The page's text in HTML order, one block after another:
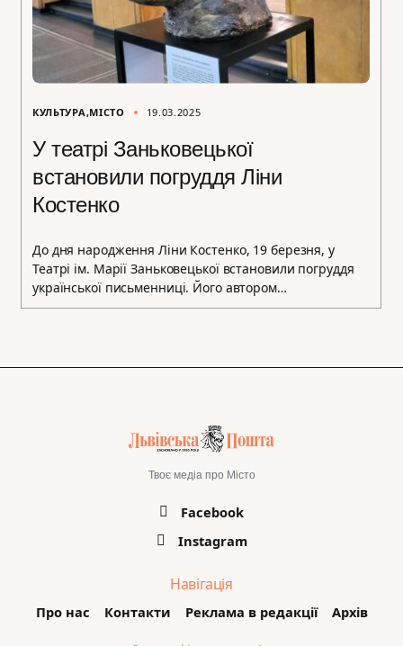
КУЛЬТУРА МІСТО 19.03.2025
У театрі Заньковецької
встановили погруддя Ліни
Костенко
До дня народження Ліни Костенко, 19 березня, у
Театрі ім. Марії Заньковецької встановили погруддя
української письменниці. Його автором…
Твоє медіа про Місто
Facebook
Instagram
Навігація
Про нас Контакти Реклама в редакції Архів